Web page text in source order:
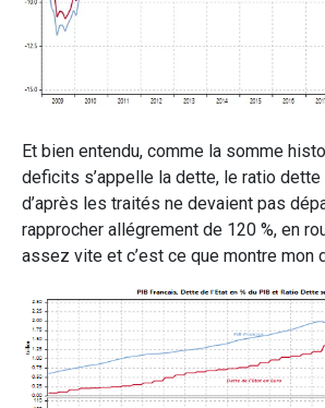
Et bien entendu, comme la somme
deficits s’appelle la dette, le ratio dette
d’après les traités ne devaient pas
rapprocher allégrement de 120 %, en
assez vite et c’est ce que montre mon